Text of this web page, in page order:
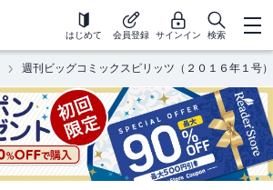
はじめて 会員登録 サインイン 検索
週刊ビッグコミックスピリッツ（２０１６年１号）